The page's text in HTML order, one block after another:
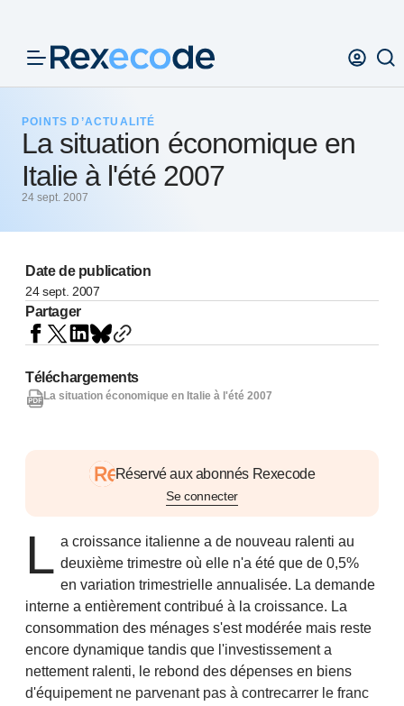
POINTS D’ACTUALITÉ
La situation économique en
Italie à l'été 2007
24 sept. 2007
Date de publication
24 sept. 2007
Partager
Réservé aux abonnés Rexecode
Se connecter
L a croissance italienne a de nouveau ralenti au
deuxième trimestre où elle n'a été que de 0,5%
en variation trimestrielle annualisée. La demande
interne a entièrement contribué à la croissance. La
consommation des ménages s'est modérée mais reste
encore dynamique tandis que l'investissement a
nettement ralenti, le rebond des dépenses en biens
d'équipement ne parvenant pas à contrecarrer le franc
Téléchargements
La situation économique en Italie à l'été 2007